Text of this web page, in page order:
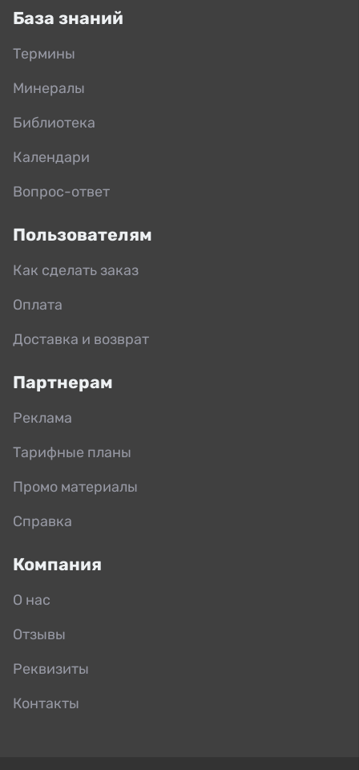
База знаний
Термины
Минералы
Библиотека
Календари
Вопрос-ответ
Пользователям
Как сделать заказ
Оплата
Доставка и возврат
Партнерам
Реклама
Тарифные планы
Промо материалы
Справка
Компания
О нас
Отзывы
Реквизиты
Контакты